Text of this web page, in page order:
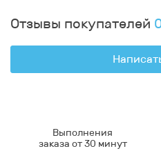
Отзывы покупателей
Выполнения
заказа от 30 минут